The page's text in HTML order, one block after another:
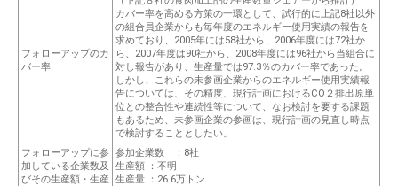
フォローアップのカ
バー率
カバー率を高める方策の一環として、試行的に上記8社以外
の組合員企業からも毎年度のエネルギー使用実績の報告を
求めており、2005年には58社から、2006年度には72社か
ら、2007年度は90社から、2008年度には96社から当組合に
対し報告があり、生産量では97.3％のカバー率であった。
しかし、これらの未参画企業からのエネルギー使用実績報
告については、その精度、現行計画におけるCO２排出原単
位との整合性や連続性等について、なお検討を要する課題
もあるため、未参画企業の参画は、現行計画の見直し時点
で検討することとしたい。
フォローアップに参
加している企業数及
びその生産額・生産
参加企業数 ： 8社
生産額 ：不明
生産量 ： 26.6万トン